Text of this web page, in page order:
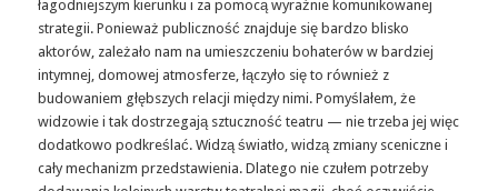
łagodniejszym kierunku i za pomocą wyraźnie komunikowanej
strategii. Ponieważ publiczność znajduje się bardzo blisko
aktorów, zależało nam na umieszczeniu bohaterów w bardziej
intymnej, domowej atmosferze, łączyło się to również z
budowaniem głębszych relacji między nimi. Pomyślałem, że
widzowie i tak dostrzegają sztuczność teatru — nie trzeba jej więc
dodatkowo podkreślać. Widzą światło, widzą zmiany sceniczne i
cały mechanizm przedstawienia. Dlatego nie czułem potrzeby